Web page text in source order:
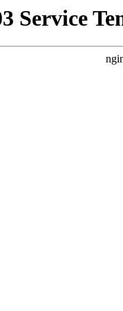
Service